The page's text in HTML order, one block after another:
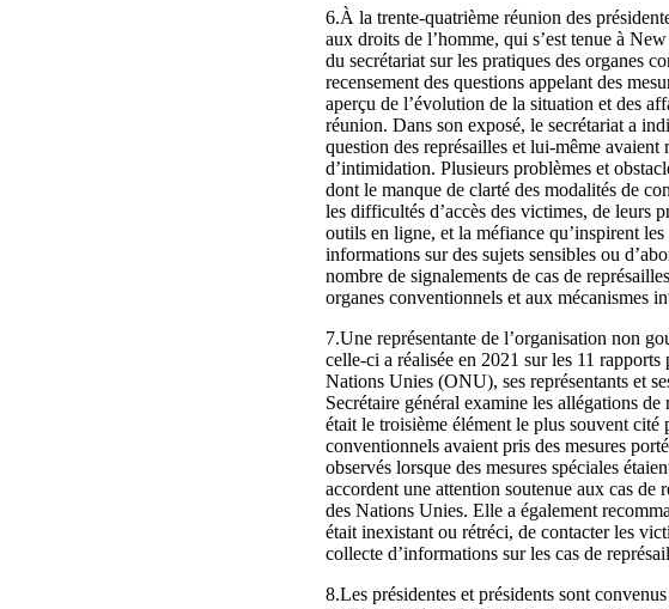
6.À la trente-quatrième réunion des
aux droits de l’homme, qui s’est tenue à
du secrétariat sur les pratiques des organes
recensement des questions appelant des
aperçu de l’évolution de la situation et des
réunion. Dans son exposé, le secrétariat a
question des représailles et lui-même avaient
d’intimidation. Plusieurs problèmes et
dont le manque de clarté des modalités de
les difficultés d’accès des victimes, de leurs
outils en ligne, et la méfiance qu’inspirent
informations sur des sujets sensibles ou
nombre de signalements de cas de
organes conventionnels et aux mécanismes
7.Une représentante de l’organisation non
celle-ci a réalisée en 2021 sur les 11
Nations Unies (ONU), ses représentants et
Secrétaire général examine les allégations
était le troisième élément le plus souvent cité
conventionnels avaient pris des mesures
observés lorsque des mesures spéciales
accordent une attention soutenue aux cas de
des Nations Unies. Elle a également
était inexistant ou rétréci, de contacter les
collecte d’informations sur les cas de
8.Les présidentes et présidents sont